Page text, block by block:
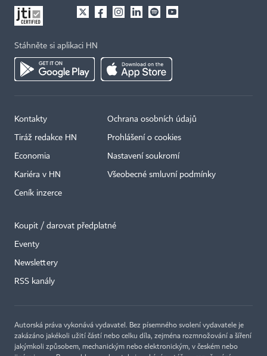
Stáhněte si aplikaci HN
Kontakty
Tiráž redakce HN
Economia
Kariéra v HN
Ceník inzerce
Ochrana osobních údajů
Prohlášení o cookies
Nastavení soukromí
Všeobecné smluvní podmínky
Koupit / darovat předplatné
Eventy
Newslettery
RSS kanály
Autorská práva vykonává vydavatel. Bez písemného svolení vydavatele je
zakázáno jakékoli užití částí nebo celku díla, zejména rozmnožování a šíření
jakýmkoli způsobem, mechanickým nebo elektronickým, v českém nebo